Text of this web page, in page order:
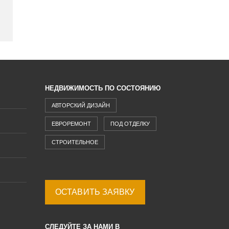
НЕДВИЖИМОСТЬ ПО СОСТОЯНИЮ
АВТОРСКИЙ ДИЗАЙН
ЕВРОРЕМОНТ ПОД ОТДЕЛКУ
СТРОИТЕЛЬНОЕ
ОСТАВИТЬ ЗАЯВКУ
СЛЕДУЙТЕ ЗА НАМИ В